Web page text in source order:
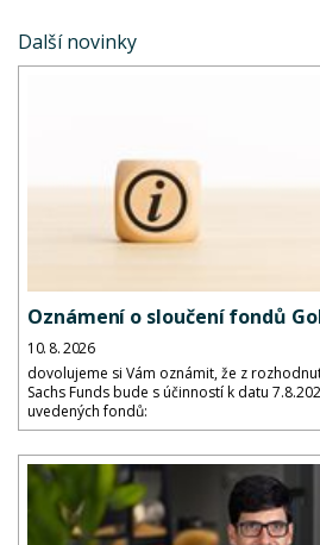
Další novinky
Oznámení o sloučení fondů
10. 8. 2026
dovolujeme si Vám oznámit, že z
Sachs Funds bude s účinností k datu
uvedených fondů: